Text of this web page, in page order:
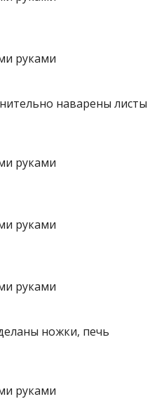
наварены листы
ножки, печь